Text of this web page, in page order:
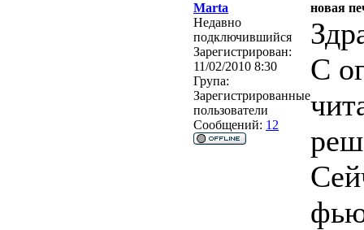
Marta
новая
Недавно
подключившийся
Зарегистрирован:
11/02/2010 8:30
Група:
Зарегистрированные
пользователи
Сообщений: 12
С